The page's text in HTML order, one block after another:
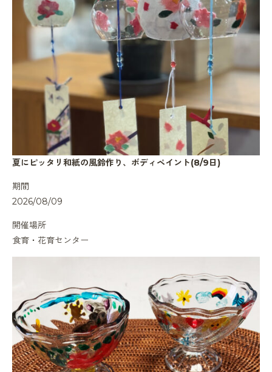
夏にピッタリ和紙の風鈴作り、ボディペイント(8/9日)
期間
2026/08/09
開催場所
食育・花育センター